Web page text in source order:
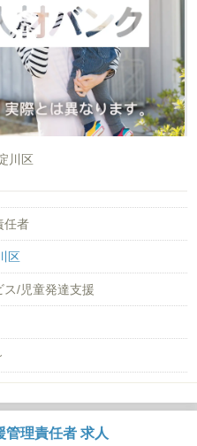
川区
任者
区
ス/児童発達支援
管理責任者 求人